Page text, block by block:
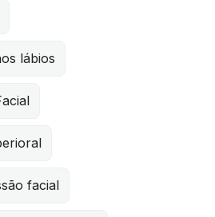
lábios
facial